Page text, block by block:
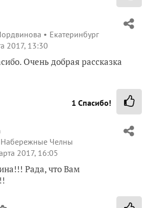
Екатеринбург
2017, 13:30
Очень добрая рассказка
1 Спасибо!
Набережные Челны
2017, 16:05
Рада, что Вам